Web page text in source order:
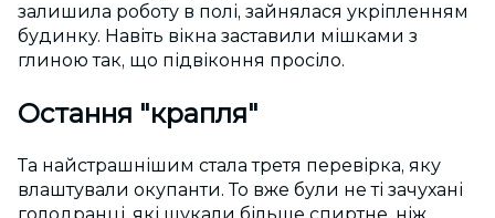
залишила роботу в полі, зайнялася укріпленням
будинку. Навіть вікна заставили мішками з
глиною так, що підвіконня просіло.
Остання "крапля"
Та найстрашнішим стала третя перевірка, яку
влаштували окупанти. То вже були не ті зачухані